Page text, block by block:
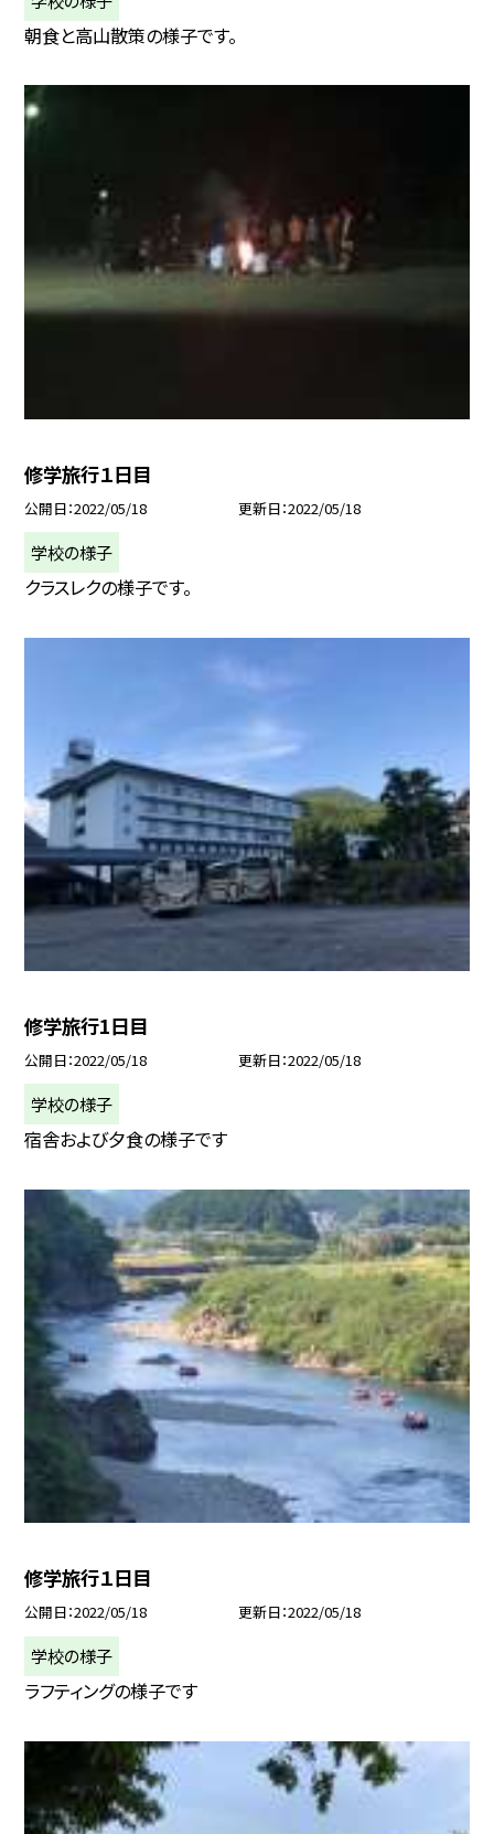
朝食と高山散策の様子です。
修学旅行１日目
公開日 2022/05/18 更新日 2022/05/18
学校の様子
クラスレクの様子です。
修学旅行1日目
公開日 2022/05/18 更新日 2022/05/18
学校の様子
宿舎および夕食の様子です
修学旅行１日目
公開日 2022/05/18 更新日 2022/05/18
学校の様子
ラフティングの様子です